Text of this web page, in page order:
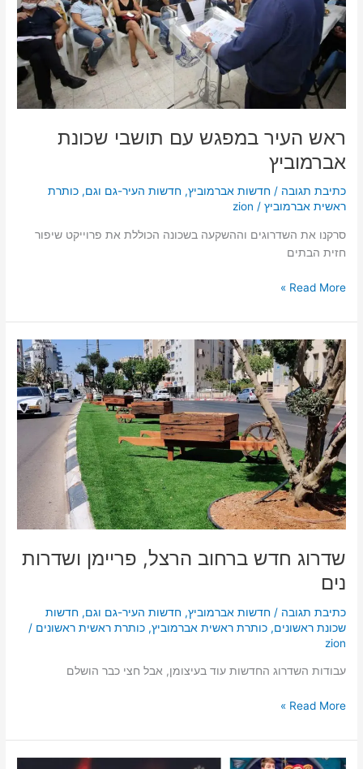
ראש העיר במפגש עם תושבי שכונת
אברמוביץ
כתיבת תגובה /חדשות אברמוביץ,חדשות העיר-גם וגם,כותרת
ראשית אברמוביץ /
zion
סרקנו את השדרוגים וההשקעה בשכונה הכוללת את פרוייקט שיפור
חזית הבתים
שכונת
אברמוביץ
Read More »
שדרוג חדש ברחוב הרצל, פריימן ושדרות
נים
כתיבת תגובה /חדשות אברמוביץ,חדשות העיר-גם וגם,חדשות
שכונת ראשונים,כותרת ראשית אברמוביץ,כותרת ראשית ראשונים /
zion
עבודות השדרוג החדשות עוד בעיצומן, אבל חצי כבר הושלם
שדרוג
חדש
ברחוב
הרצל,
פריימן
ושדרות
נים
Read More »
פסטיבל